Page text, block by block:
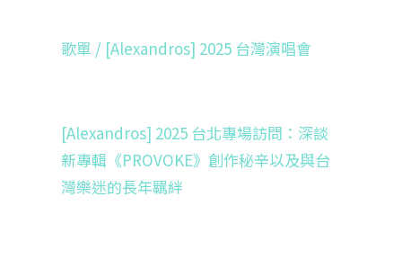
歌單 / [Alexandros] 2025 台灣演唱會
[Alexandros] 2025 台北專場訪問：深談
新專輯《PROVOKE》創作秘辛以及與台
灣樂迷的長年羈絆